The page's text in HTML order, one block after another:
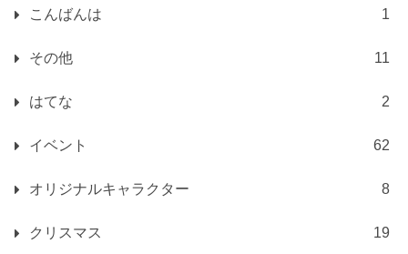
こんばんは 1
その他 11
はてな 2
イベント 62
オリジナルキャラクター 8
クリスマス 19